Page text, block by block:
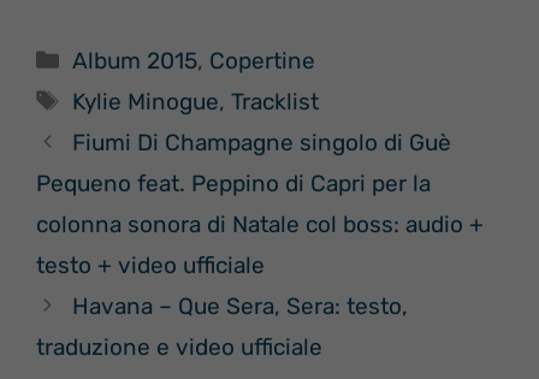
Categorie
Album 2015, Copertine
Tag
Kylie Minogue,Tracklist
Fiumi Di Champagne singolo di Guè
Pequeno feat. Peppino di Capri per la
colonna sonora di Natale col boss: audio +
testo + video ufficiale
Havana – Que Sera, Sera: testo,
traduzione e video ufficiale